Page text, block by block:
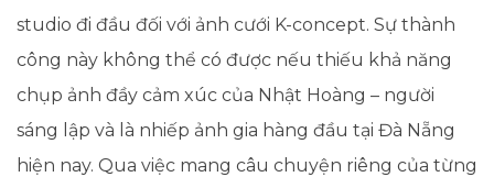
studio đi đầu đối với ảnh cưới K-concept. Sự thành
công này không thể có được nếu thiếu khả năng
chụp ảnh đầy cảm xúc của Nhật Hoàng – người
sáng lập và là nhiếp ảnh gia hàng đầu tại Đà Nẵng
hiện nay. Qua việc mang câu chuyện riêng của từng